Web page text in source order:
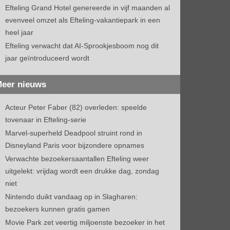
Efteling Grand Hotel genereerde in vijf maanden al
evenveel omzet als Efteling-vakantiepark in een
heel jaar
Efteling verwacht dat AI-Sprookjesboom nog dit
jaar geïntroduceerd wordt
nieuws
Acteur Peter Faber (82) overleden: speelde
tovenaar in Efteling-serie
Marvel-superheld Deadpool struint rond in
Disneyland Paris voor bijzondere opnames
Verwachte bezoekersaantallen Efteling weer
uitgelekt: vrijdag wordt een drukke dag, zondag
niet
Nintendo duikt vandaag op in Slagharen:
bezoekers kunnen gratis gamen
Movie Park zet veertig miljoenste bezoeker in het